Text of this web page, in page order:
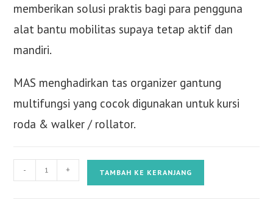
memberikan solusi praktis bagi para pengguna
alat bantu mobilitas supaya tetap aktif dan
mandiri.
MAS menghadirkan tas organizer gantung
multifungsi yang cocok digunakan untuk kursi
roda & walker / rollator.
MAS
- + TAMBAH KE KERANJANG